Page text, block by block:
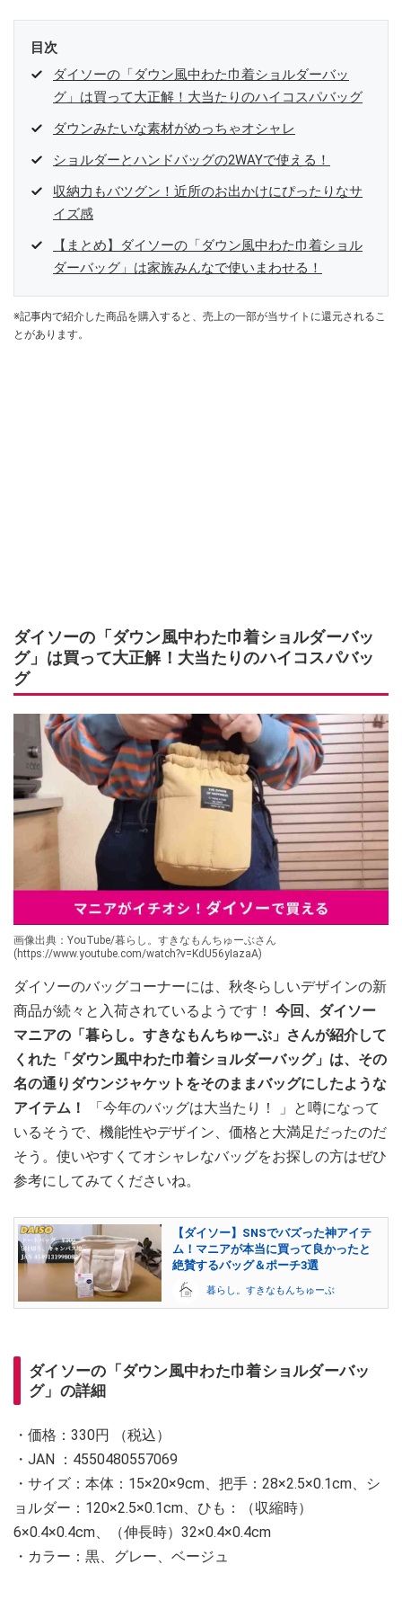
目次
ダイソーの「ダウン風中わた巾着ショルダーバッ
グ」は買って大正解！大当たりのハイコスパバッグ
ダウンみたいな素材がめっちゃオシャレ
ショルダーとハンドバッグの2WAYで使える！
収納力もバツグン！近所のお出かけにぴったりなサ
イズ感
【まとめ】ダイソーの「ダウン風中わた巾着ショル
ダーバッグ」は家族みんなで使いまわせる！
※記事内で紹介した商品を購入すると、売上の一部が当サイトに還元されるこ
とがあります。
ダイソーの「ダウン風中わた巾着ショルダーバッ
グ」は買って大正解！大当たりのハイコスパバッ
グ
画像出典：YouTube/暮らし。すきなもんちゅーぶさん
(https://www.youtube.com/watch?v=KdU56yIazaA)
ダイソーのバッグコーナーには、秋冬らしいデザインの新
商品が続々と入荷されているようです！ 今回、ダイソー
マニアの「暮らし。すきなもんちゅーぶ」さんが紹介して
くれた「ダウン風中わた巾着ショルダーバッグ」は、その
名の通りダウンジャケットをそのままバッグにしたような
アイテム！
「今年のバッグは大当たり！ 」と噂になって
いるそうで、機能性やデザイン、価格と大満足だったのだ
そう。使いやすくてオシャレなバッグをお探しの方はぜひ
参考にしてみてくださいね。
【ダイソー】SNSでバズった神アイテ
ム！マニアが本当に買って良かったと
絶賛するバッグ＆ポーチ3選
暮らし。すきなもんちゅーぶ
ダイソーの「ダウン風中わた巾着ショルダーバッ
グ」の詳細
・価格：330円 （税込）
・JAN ：4550480557069
・サイズ：本体：15×20×9cm、把手：28×2.5×0.1cm、シ
ョルダー：120×2.5×0.1cm、ひも：（収縮時）
6×0.4×0.4cm、（伸長時）32×0.4×0.4cm
・カラー：黒、グレー、ベージュ